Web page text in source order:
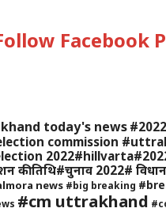
Facebook
today's news
commission
की तिथि#चुनाव 2022#
news #big breaking
#cm uttrakhand